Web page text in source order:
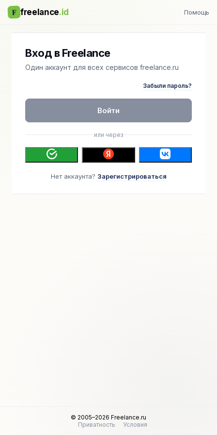
F freelance.id Помощь
Вход в Freelance
Один аккаунт для всех сервисов freelance.ru
Забыли пароль?
Войти
или через
Нет аккаунта? Зарегистрироваться
© 2005–2026 Freelance.ru
Приватность
Условия